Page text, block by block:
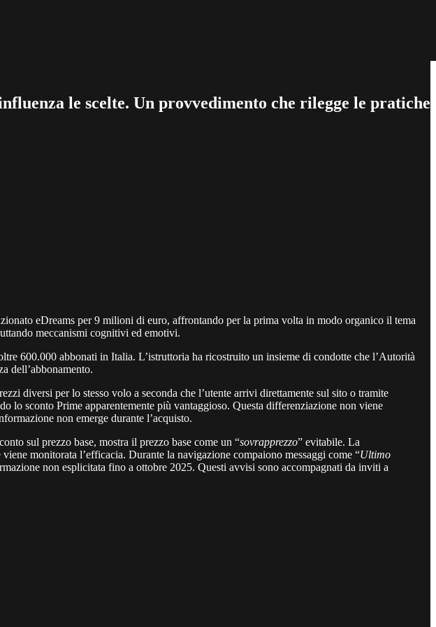
le scelte. Un provvedimento che rilegge le pratiche
eDreams per 9 milioni di euro, affrontando per la prima volta in modo organico il tema
meccanismi cognitivi ed emotivi.
600.000 abbonati in Italia. L’istruttoria ha ricostruito un insieme di condotte che l’Autorità
dell’abbonamento.
diversi per lo stesso volo a seconda che l’utente arrivi direttamente sul sito o tramite
lo sconto Prime apparentemente più vantaggioso. Questa differenziazione non viene
non emerge durante l’acquisto.
sul prezzo base, mostra il prezzo base come un “sovrapprezzo” evitabile. La
viene monitorata l’efficacia. Durante la navigazione compaiono messaggi come “Ultimo
non esplicitata fino a ottobre 2025. Questi avvisi sono accompagnati da inviti a